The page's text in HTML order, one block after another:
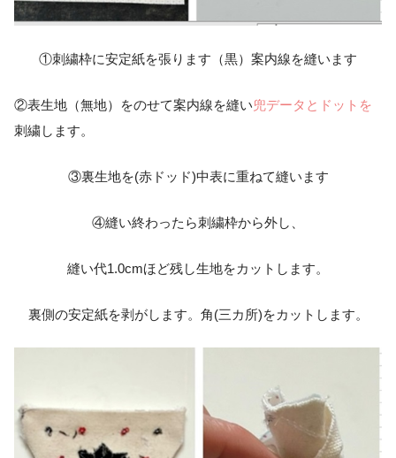
①刺繍枠に安定紙を張ります（黒）案内線を縫います
②表生地（無地）をのせて案内線を縫い兜データとドットを
刺繍します。
③裏生地を(赤ドッド)中表に重ねて縫います
④縫い終わったら刺繍枠から外し、
縫い代1.0cmほど残し生地をカットします。
裏側の安定紙を剥がします。角(三カ所)をカットします。